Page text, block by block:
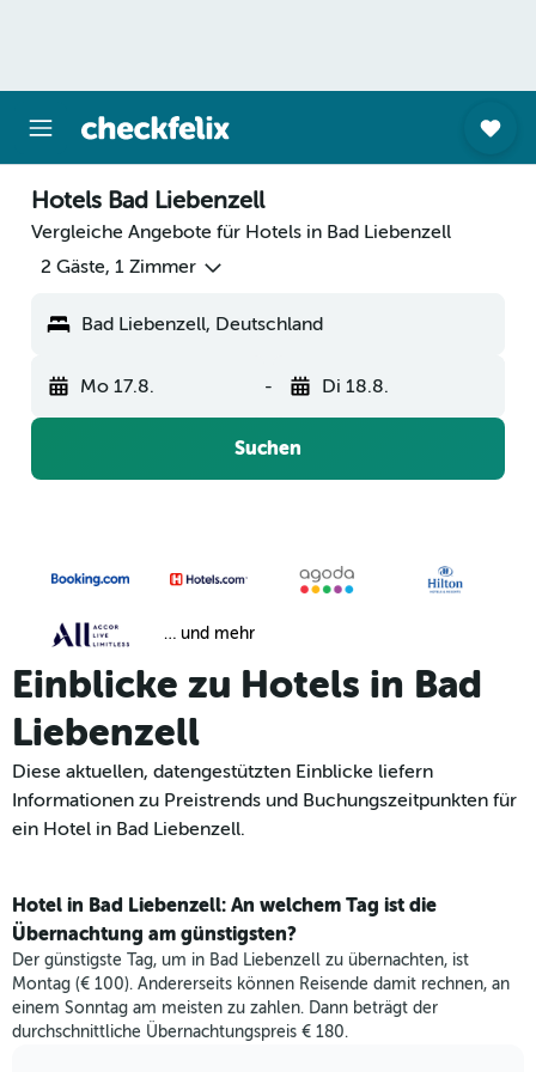
Hotels Bad Liebenzell
Vergleiche Angebote für Hotels in Bad Liebenzell
2 Gäste, 1 Zimmer
Bad Liebenzell, Deutschland
Mo 17.8. - Di 18.8.
Suchen
… und mehr
Einblicke zu Hotels in Bad
Liebenzell
Diese aktuellen, datengestützten Einblicke liefern
Informationen zu Preistrends und Buchungszeitpunkten für
ein Hotel in Bad Liebenzell.
Hotel in Bad Liebenzell: An welchem Tag ist die
Übernachtung am günstigsten?
Der günstigste Tag, um in Bad Liebenzell zu übernachten, ist
Montag (€ 100). Andererseits können Reisende damit rechnen, an
einem Sonntag am meisten zu zahlen. Dann beträgt der
durchschnittliche Übernachtungspreis € 180.